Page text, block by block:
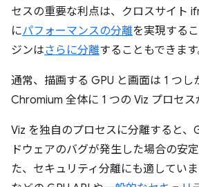
セスの重要な利点は、クロスサイト
にパフォーマンスの分離を実現する
ジンはさらに分離することもできます
通常、描画する GPU と画面は 1 つし
Chromium 全体に 1 つの Viz プロセス
Viz を独自のプロセスに分離すると、
ドウェアのバグが発生した場合の安
た、セキュリティ分離にも適していま